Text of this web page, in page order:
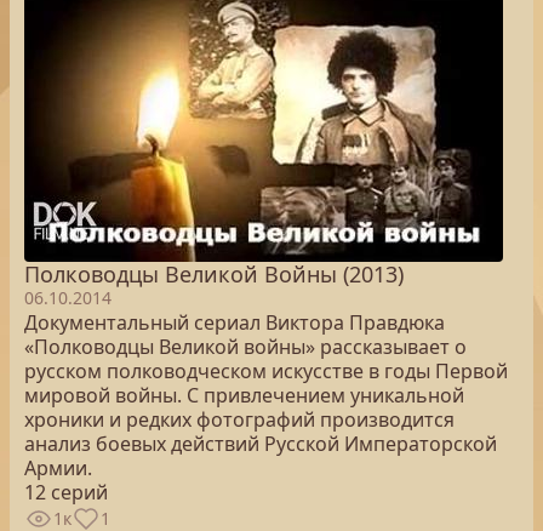
Полководцы Великой Войны (2013)
06.10.2014
Документальный сериал Виктора Правдюка
«Полководцы Великой войны» рассказывает о
русском полководческом искусстве в годы Первой
мировой войны. С привлечением уникальной
хроники и редких фотографий производится
анализ боевых действий Русской Императорской
Армии.
12 серий
1к 1